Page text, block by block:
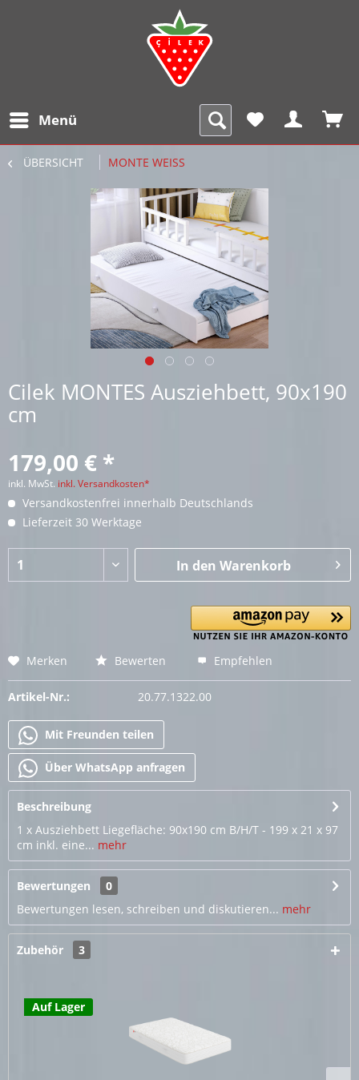
Menü
ÜBERSICHT MONTE WEISS
Cilek MONTES Ausziehbett, 90x190
cm
179,00 € *
inkl. MwSt. inkl. Versandkosten*
Versandkostenfrei innerhalb Deutschlands
Lieferzeit 30 Werktage
In den Warenkorb
Merken Bewerten Empfehlen
Artikel-Nr.: 20.77.1322.00
Mit Freunden teilen
Über WhatsApp anfragen
Beschreibung
1 x Ausziehbett Liegefläche: 90x190 cm B/H/T - 199 x 21 x 97
cm inkl. eine... mehr
Bewertungen
0
Bewertungen lesen, schreiben und diskutieren... mehr
Zubehör 3
Auf Lager